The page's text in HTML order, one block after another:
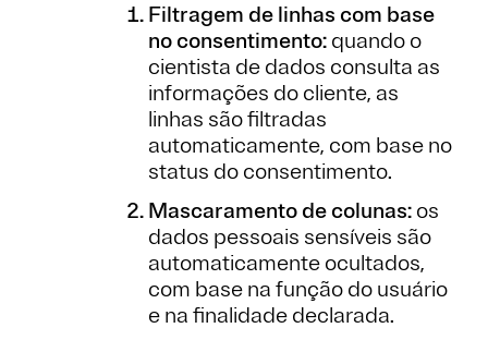
Filtragem de linhas com base
no consentimento: quando o
cientista de dados consulta as
informações do cliente, as
linhas são filtradas
automaticamente, com base no
status do consentimento.
Mascaramento de colunas: os
dados pessoais sensíveis são
automaticamente ocultados,
com base na função do usuário
e na finalidade declarada.